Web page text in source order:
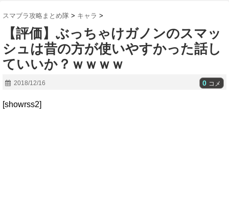
スマブラ攻略まとめ隊 > キャラ >
【評価】ぶっちゃけガノンのスマッ
シュは昔の方が使いやすかった話し
ていいか？ｗｗｗｗ
2018/12/16 0 コメ
[showrss2]